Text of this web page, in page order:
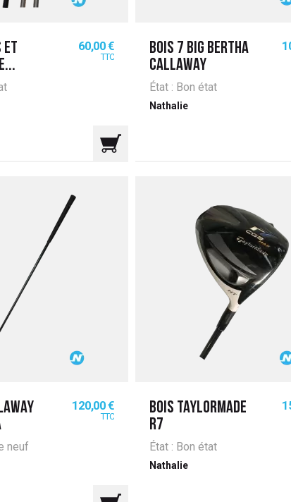
ET
Prix
60,00 €
TTC
BOIS 7 BIG BERTHA
CALLAWAY
État : Bon état
Nathalie
Prix
120,00 €
TTC
neuf
BOIS TAYLORMADE
R7
État : Bon état
Nathalie